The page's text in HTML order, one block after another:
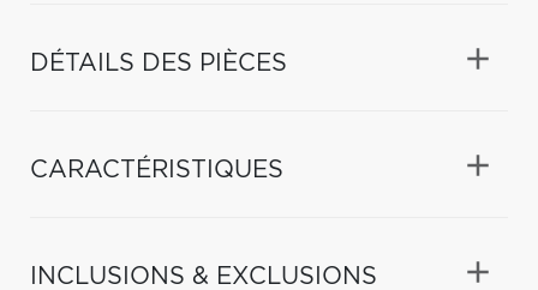
DÉTAILS DES PIÈCES
CARACTÉRISTIQUES
INCLUSIONS & EXCLUSIONS